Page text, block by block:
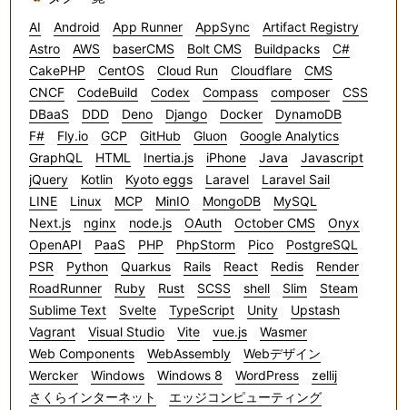
AI Android App Runner AppSync
Artifact Registry
Astro
AWS baserCMS Bolt CMS Buildpacks
C#
CakePHP
CentOS Cloud Run Cloudflare
CMS
CNCF
CodeBuild Codex Compass composer
CSS
DBaaS
DDD Deno Django Docker
DynamoDB
F#
Fly.io GCP GitHub Gluon
Google Analytics
GraphQL
HTML Inertia.js iPhone Java
Javascript
jQuery
Kotlin Kyoto eggs Laravel
Laravel Sail
LINE
Linux MCP MinIO MongoDB
MySQL
Next.js
nginx node.js OAuth October CMS
Onyx
OpenAPI
PaaS PHP PhpStorm Pico
PostgreSQL
PSR
Python Quarkus Rails React Redis
Render
RoadRunner
Ruby Rust SCSS shell Slim
Steam
Sublime Text
Svelte TypeScript Unity
Upstash
Vagrant
Visual Studio Vite vue.js
Wasmer
Web Components
WebAssembly
Webデザイン
Wercker
Windows Windows 8 WordPress
zellij
さくらインターネット
エッジコンピューティング